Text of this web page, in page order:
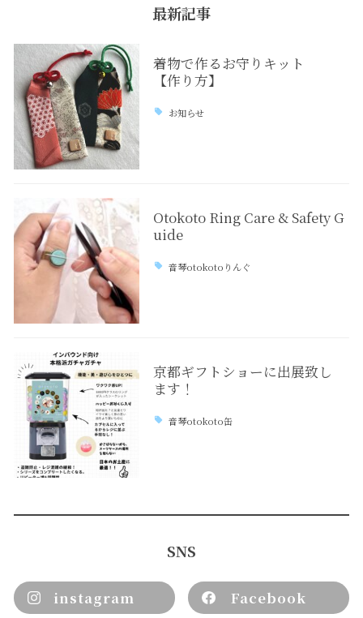
最新記事
着物で作るお守りキット
【作り方】
お知らせ
Otokoto Ring Care & Safety G
uide
音琴otokotoりんぐ
京都ギフトショーに出展致し
ます！
音琴otokoto缶
SNS
instagram Facebook